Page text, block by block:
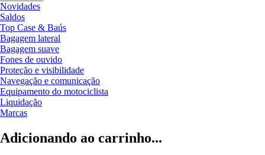
Novidades
Saldos
Top Case & Baús
Bagagem lateral
Bagagem suave
Fones de ouvido
Proteção e visibilidade
Navegação e comunicação
Equipamento do motociclista
Liquidação
Marcas
Adicionando ao carrinho...